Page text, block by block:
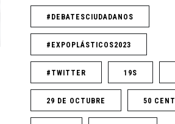
#DEBATESCIUDADANOS
#EXPOPLÁSTICOS2023
#TWITTER 19S
29 DE OCTUBRE 50 CENT